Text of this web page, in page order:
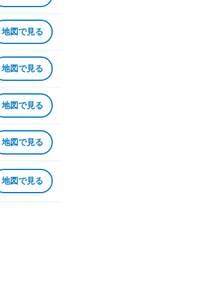
地図で見る
地図で見る
地図で見る
地図で見る
地図で見る